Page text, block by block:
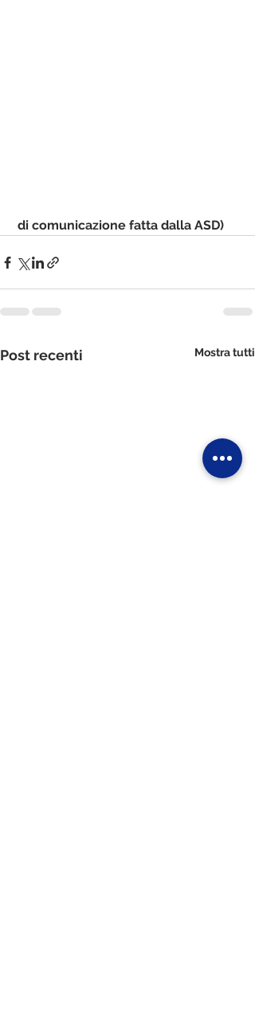
di comunicazione fatta dalla ASD)
Post recenti Mostra tutti